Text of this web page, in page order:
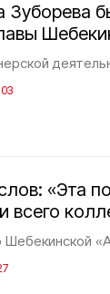
Зуборева
«Эта
всего